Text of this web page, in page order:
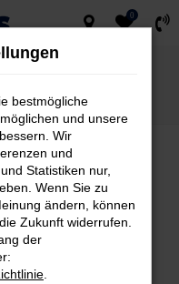
0
für
bestmögliche
und unsere
Wir
und
Statistiken nur,
Wenn Sie zu
ändern, können
Zukunft widerrufen.
der